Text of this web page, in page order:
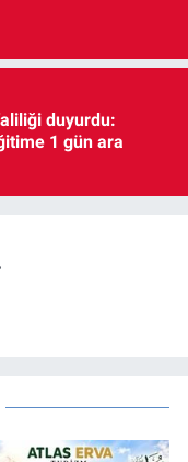
duyurdu:
1 gün ara